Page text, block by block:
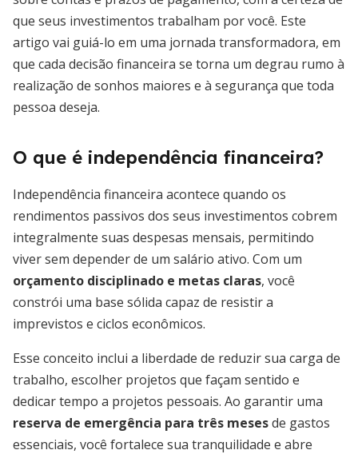
que seus investimentos trabalham por você. Este
artigo vai guiá-lo em uma jornada transformadora, em
que cada decisão financeira se torna um degrau rumo à
realização de sonhos maiores e à segurança que toda
pessoa deseja.
O que é independência financeira?
Independência financeira acontece quando os
rendimentos passivos dos seus investimentos cobrem
integralmente suas despesas mensais, permitindo
viver sem depender de um salário ativo. Com um
orçamento disciplinado e metas claras, você
constrói uma base sólida capaz de resistir a
imprevistos e ciclos econômicos.
Esse conceito inclui a liberdade de reduzir sua carga de
trabalho, escolher projetos que façam sentido e
dedicar tempo a projetos pessoais. Ao garantir uma
reserva de emergência para três mesesde gastos
essenciais, você fortalece sua tranquilidade e abre